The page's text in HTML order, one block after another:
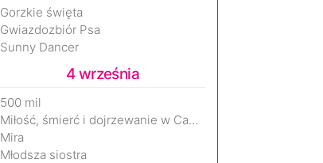
Gorzkie święta
Gwiazdozbiór Psa
Sunny Dancer
4 września
500 mil
Miłość, śmierć i dojrzewanie w Camp Miasma
Mira
Młodsza siostra